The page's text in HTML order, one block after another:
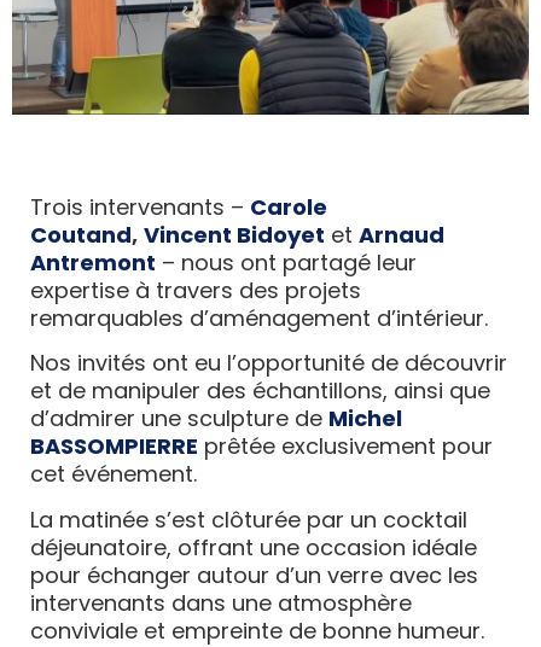
Trois intervenants – Carole
Coutand, Vincent Bidoyet et Arnaud
Antremont – nous ont partagé leur
expertise à travers des projets
remarquables d’aménagement d’intérieur.
Nos invités ont eu l’opportunité de découvrir
et de manipuler des échantillons, ainsi que
d’admirer une sculpture de Michel
BASSOMPIERRE prêtée exclusivement pour
cet événement.
La matinée s’est clôturée par un cocktail
déjeunatoire, offrant une occasion idéale
pour échanger autour d’un verre avec les
intervenants dans une atmosphère
conviviale et empreinte de bonne humeur.